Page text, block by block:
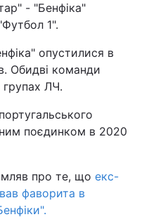
- "Бенфіка"
1".
опустилися в
Обидві команди
групах ЛЧ.
поєдинком в 2020
про те, що екс-
фаворита в